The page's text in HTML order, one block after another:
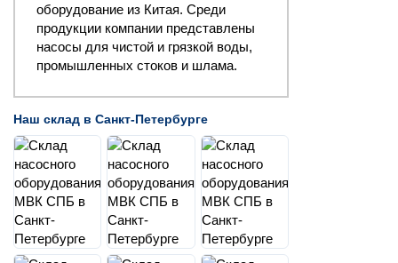
оборудование из Китая. Среди
продукции компании представлены
насосы для чистой и грязкой воды,
промышленных стоков и шлама.
Наш склад в Санкт-Петербурге